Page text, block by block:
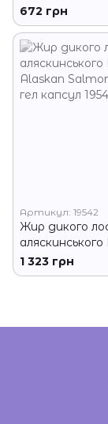
Omega 50
капсул
672 грн
Артикул: 19542
Жир дикого
Alaskan
гел капсул
1 323 грн